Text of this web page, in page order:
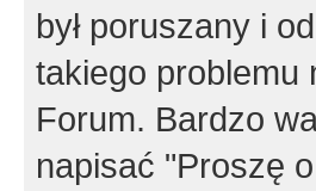
był poruszany i
takiego
Forum. Bardzo
napisać "Proszę